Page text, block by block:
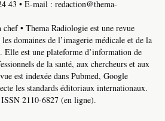
43 • E-mail : redaction@thema-
• Thema Radiologie est une revue
domaines de l’imagerie médicale et de la
est une plateforme d’information de
de la santé, aux chercheurs et aux
est indexée dans Pubmed, Google
les standards éditoriaux internationaux.
2110-6827 (en ligne).